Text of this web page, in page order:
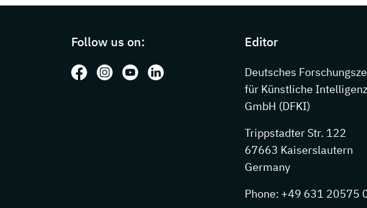
Follow us on:
Follow us on: Facebook
Follow us on: Instagram
Follow us on: Youtube
Follow us on: LinkedIn
Editor
Deutsches
für Künstliche Intelligenz
GmbH (DFKI)
Trippstadter Str. 122
67663 Kaiserslautern
Germany
Phone: +49 631 20575